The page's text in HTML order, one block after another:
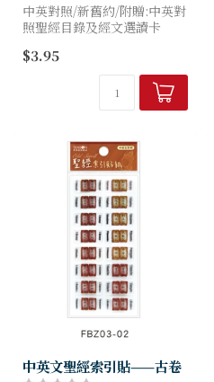
中英對照/新舊約/附贈:中英對
照聖經目錄及經文選讀卡
$3.95
中英文聖經索引貼——古卷